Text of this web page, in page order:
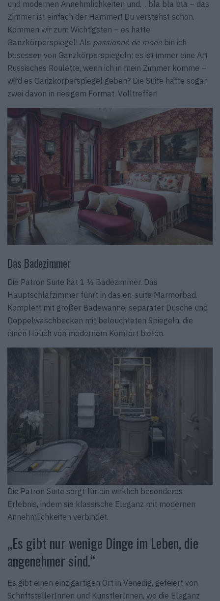
und modernen Annehmlichkeiten und… bla bla bla – das
Zimmer ist einfach der Hammer! Du verstehst schon.
Kommen wir zum Wichtigsten – es hatte
Ganzkörperspiegel! Als passionné de mode bin ich
besessen von Ganzkörperspiegeln; es ist immer eine Art
Russisches Roulette, wenn ich in mein Zimmer komme –
wird es Ganzkörperspiegel geben? Die Suite hatte sogar
zwei davon in riesigem Format. Volltreffer!
Das Badezimmer
Die Patron Suite hat 1 ½ Badezimmer. Das
Hauptschlafzimmer führt in das en-suite Marmorbad.
Komplett mit großer Badewanne, separater Dusche und
Doppelwaschbecken mit beleuchteten Spiegeln, die
einen Hauch von modernem Komfort bieten.
Die Patron Suite sorgt für ein wirklich besonderes
Erlebnis, indem sie klassische Eleganz mit modernen
Annehmlichkeiten verbindet.
„Es gibt nur wenige Dinge im Leben, die
angenehmer sind.“
Es gibt einen einzigartigen Ort in Venedig, gefeiert von
SchriftstellerInnen und KünstlerInnen, wo die Eleganz